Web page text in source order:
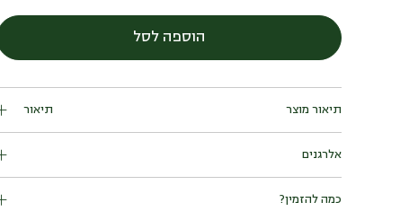
ספגטי
הוספה לסל
תיאור
אטריות חיטה ברוטב עגבניות, חביב הילדים.
אלרגנים
מכיל:
עלול להכיל:
אגוזים (שקד, אגוז ברזיל, אגוז קשיו, ערמונים, פיסטוק, לוז,
כמה להזמין?